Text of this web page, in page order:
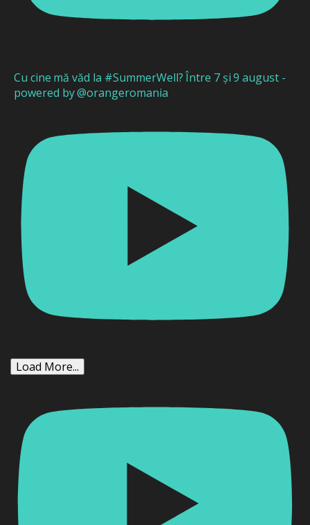
Cu cine mă văd la #SummerWell? Între 7 și 9 august -
powered by @orangeromania
Load More...